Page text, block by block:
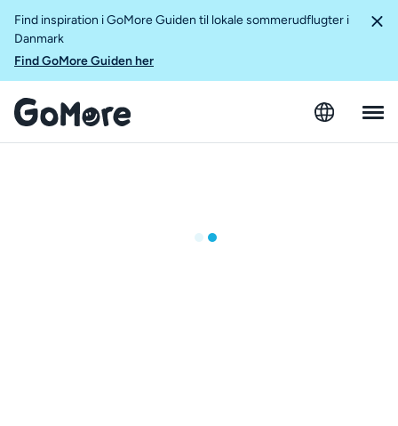
Find inspiration i GoMore Guiden til lokale sommerudflugter i
Danmark
Find GoMore Guiden her